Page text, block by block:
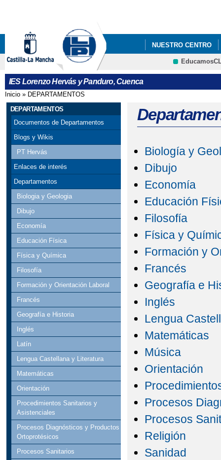
NUESTRO CENTRO
FORMACIÓN
IES Lorenzo Hervás y Panduro, Cuenca
Se encuentra usted aquí
Inicio » DEPARTAMENTOS
DEPARTAMENTOS
Documentos de Departamentos
Blogs y Wikis
PT Hervás
Enlaces de interés
Departamentos
Biologia y Geologia
Dibujo
Economía
Educación Física
Física y Química
Filosofía
Formación y Orientación Laboral
Francés
Geografía e Historia
Inglés
Latín
Lengua Castellana y Literatura
Matemáticas
Orientación
Procedimientos Sanitarios y
Asistenciales
Procesos Diagnósticos y Productos
Ortoprotésicos
Procesos Sanitarios
Biología y
Dibujo
Economía
Educación
Filosofía
Física y
Formación y
Francés
Geografía e
Inglés
Lengua
Matemáticas
Música
Orientación
Procesos
Procesos
Religión
Sanidad